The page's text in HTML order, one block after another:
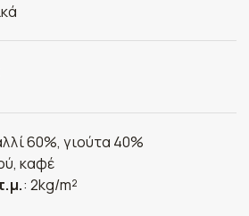
60%, γιούτα 40%
καφέ
: 2kg/m²